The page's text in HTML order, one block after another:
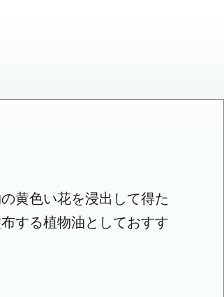
黄色い花を浸出して得た
する植物油としておすす